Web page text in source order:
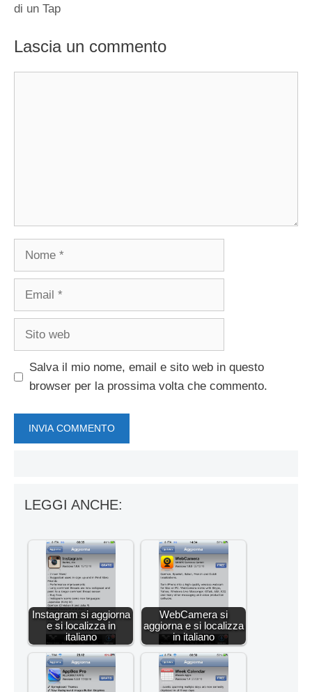
di un Tap
Lascia un commento
Nome
Email
Sito
Salva il mio nome, email e sito web in questo
browser per la prossima volta che commento.
LEGGI ANCHE:
Instagram si aggiorna
e si localizza in
italiano
WebCamera si
aggiorna e si localizza
in italiano